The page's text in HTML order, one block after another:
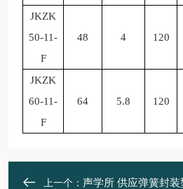
JKZK
50-11-
F
48 4 120
JKZK
60-11-
F
64 5.8 120
上一个： 声学所 供应弹簧封